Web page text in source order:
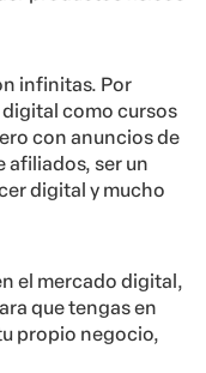
infinitas. Por
como cursos
con anuncios de
afiliados, ser un
digital y mucho
el mercado digital,
que tengas en
propio negocio,